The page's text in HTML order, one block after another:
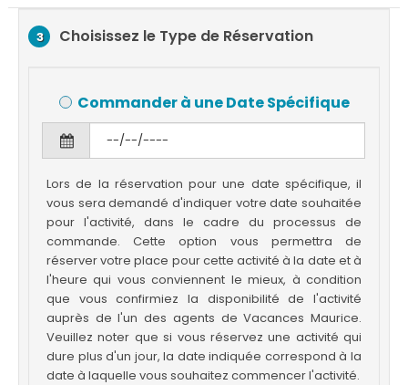
3 Choisissez le Type de Réservation
Commander à une Date Spécifique
Lors de la réservation pour une date spécifique, il
vous sera demandé d'indiquer votre date souhaitée
pour l'activité, dans le cadre du processus de
commande. Cette option vous permettra de
réserver votre place pour cette activité à la date et à
l'heure qui vous conviennent le mieux, à condition
que vous confirmiez la disponibilité de l'activité
auprès de l'un des agents de Vacances Maurice.
Veuillez noter que si vous réservez une activité qui
dure plus d'un jour, la date indiquée correspond à la
date à laquelle vous souhaitez commencer l'activité.